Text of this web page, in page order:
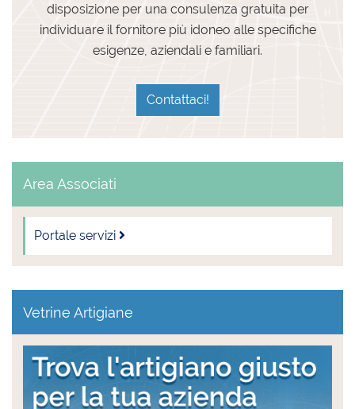
disposizione per una consulenza gratuita per
individuare il fornitore più idoneo alle specifiche
esigenze, aziendali e familiari.
Contattaci!
Area Associati
Portale servizi
Vetrine Artigiane